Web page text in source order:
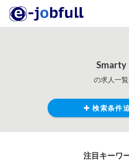
Smarty
の求人一覧
検索条件
注目キーワ